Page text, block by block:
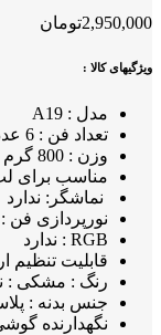
2,950,000تومان
ویژگیهای کالا :
مدل : A19
تعداد فن : 6 عدد
وزن : 800 گرم
مناسب برای لپ تاپ :
نماشگر: ندارد
نورپردازی فن :
RGB : ندارد
قابلیت تنظیم
رنگ : مشکی :
جنس بدنه :
نگهدارنده